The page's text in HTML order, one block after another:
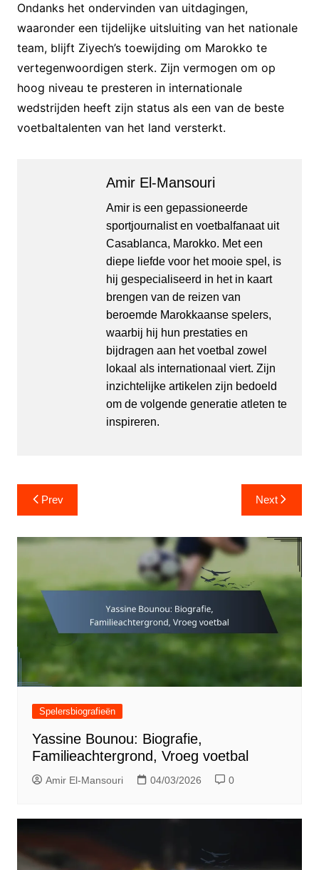
Ondanks het ondervinden van uitdagingen,
waaronder een tijdelijke uitsluiting van het nationale
team, blijft Ziyech’s toewijding om Marokko te
vertegenwoordigen sterk. Zijn vermogen om op
hoog niveau te presteren in internationale
wedstrijden heeft zijn status als een van de beste
voetbaltalenten van het land versterkt.
Amir El-Mansouri
Amir is een gepassioneerde
sportjournalist en voetbalfanaat uit
Casablanca, Marokko. Met een
diepe liefde voor het mooie spel, is
hij gespecialiseerd in het in kaart
brengen van de reizen van
beroemde Marokkaanse spelers,
waarbij hij hun prestaties en
bijdragen aan het voetbal zowel
lokaal als internationaal viert. Zijn
inzichtelijke artikelen zijn bedoeld
om de volgende generatie atleten te
inspireren.
Post
navigation
Prev Next
Spelersbiografieën
Yassine Bounou: Biografie,
Familieachtergrond, Vroeg voetbal
Amir El-Mansouri 04/03/2026 0